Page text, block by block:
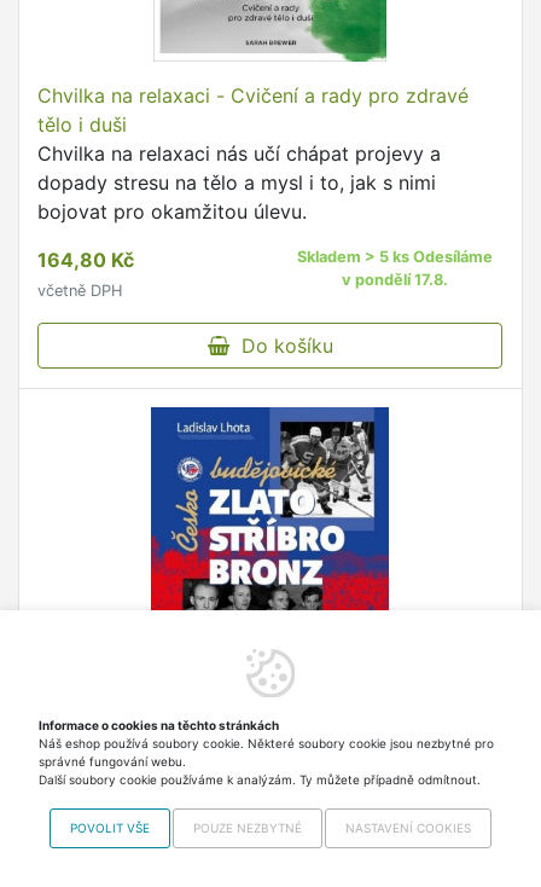
Chvilka na relaxaci - Cvičení a rady pro zdravé
tělo i duši
Chvilka na relaxaci nás učí chápat projevy a
dopady stresu na tělo a mysl i to, jak s nimi
bojovat pro okamžitou úlevu.
164,80 Kč
včetně DPH
Skladem > 5 ks Odesíláme
v pondělí 17.8.
Do košíku
Českobudějovické zlato, stříbro, bronz
Zbrusu nová knížka o českobudějovickém hokeji,
která přináší zajímavé informace a ucelenější
pohled na jihočeskou hokejovou baštu.
Informace o cookies na těchto stránkách
Náš eshop používá soubory cookie. Některé soubory cookie jsou nezbytné pro
správné fungování webu.
Další soubory cookie používáme k analýzám. Ty můžete případně odmítnout.
POVOLIT VŠE POUZE NEZBYTNÉ NASTAVENÍ COOKIES